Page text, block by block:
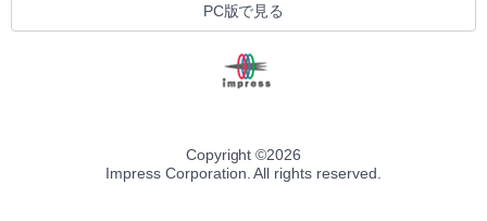
PC版で見る
Copyright ©2026
Impress Corporation. All rights reserved.